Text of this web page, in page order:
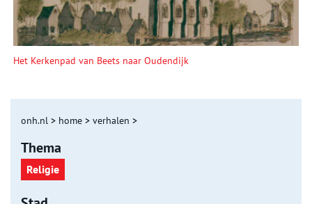
Het Kerkenpad van Beets naar Oudendijk
onh.nl > home > verhalen >
Thema
Religie